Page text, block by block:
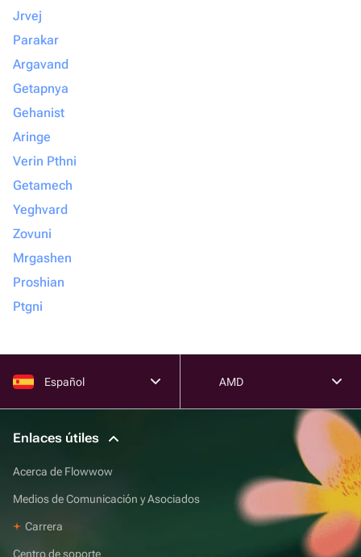
Jrvej
Parakar
Argavand
Getapnya
Gehanist
Aringe
Verin Pthni
Getamech
Yeghvard
Zovuni
Mrgashen
Proshian
Ptgni
Español AMD
Enlaces útiles
Acerca de Flowwow
Medios de Comunicación y Asociados
Carrera
Centro de soporte